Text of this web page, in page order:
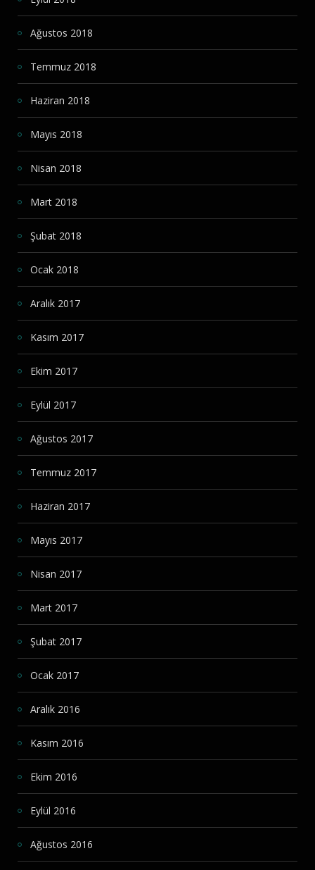
Ağustos 2018
Temmuz 2018
Haziran 2018
Mayıs 2018
Nisan 2018
Mart 2018
Şubat 2018
Ocak 2018
Aralık 2017
Kasım 2017
Ekim 2017
Eylül 2017
Ağustos 2017
Temmuz 2017
Haziran 2017
Mayıs 2017
Nisan 2017
Mart 2017
Şubat 2017
Ocak 2017
Aralık 2016
Kasım 2016
Ekim 2016
Eylül 2016
Ağustos 2016